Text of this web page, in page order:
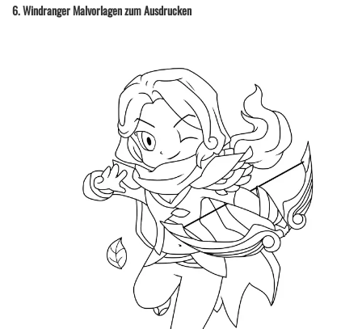
6. Windranger Malvorlagen zum Ausdrucken